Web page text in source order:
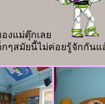
งแม่ตุ๊กเลย
กๆสมัยนี้ไม่ค่อยรู้จักกันแ